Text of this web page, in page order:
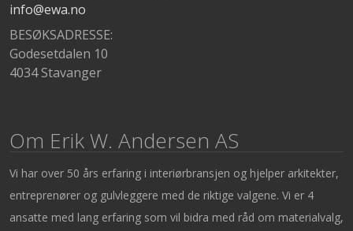
info@ewa.no
BESØKSADRESSE:
Godesetdalen 10
4034 Stavanger
Om Erik W. Andersen AS
Vi har over 50 års erfaring i interiørbransjen og hjelper arkitekter,
entreprenører og gulvleggere med de riktige valgene. Vi er 4
ansatte med lang erfaring som vil bidra med råd om materialvalg,